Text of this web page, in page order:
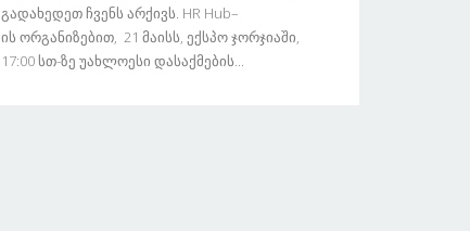
Გადახედეთ Ჩვენს Არქივს. HR Hub–
Ის Ორგანიზებით, 21 Მაისს, Ექსპო Ჯორჯიაში,
17:00 Სთ-Ზე Უახლოესი Დასაქმების...